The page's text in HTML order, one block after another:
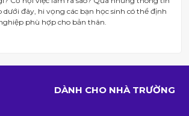
đây, hi vọng các bạn học sinh có thể định
phù hợp cho bản thân.
DÀNH CHO NHÀ TRƯỜNG